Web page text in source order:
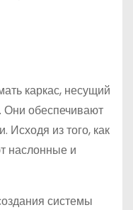
каркас, несущий
обеспечивают
Исходя из того, как
наслонные и
системы